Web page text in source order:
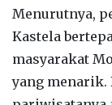
Menurutnya,
Kastela
masyarakat
yang menarik.